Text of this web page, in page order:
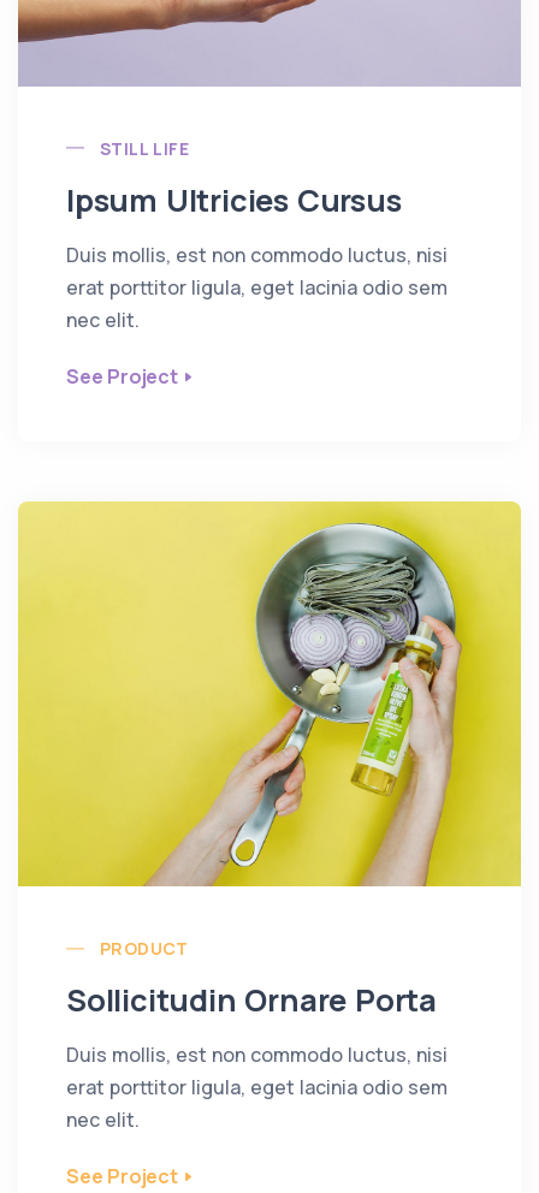
STILL LIFE
Ipsum Ultricies Cursus
Duis mollis, est non commodo luctus, nisi
erat porttitor ligula, eget lacinia odio sem
nec elit.
See Project
PRODUCT
Sollicitudin Ornare Porta
Duis mollis, est non commodo luctus, nisi
erat porttitor ligula, eget lacinia odio sem
nec elit.
See Project